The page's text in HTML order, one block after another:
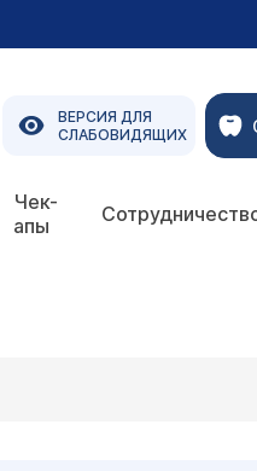
ВЕРСИЯ ДЛЯ
СЛАБОВИДЯЩИХ
Чек-
апы